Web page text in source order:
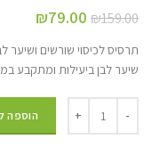
₪159.00
₪79.00
תרסיס לכיסוי שורשים ושיער
שיער לבן ביעילות ומתקבע
הוספה